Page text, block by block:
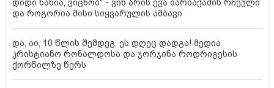
დიდი ხანია, ვიცნობ" - ვინ არის ევა ბარბაქაძის რჩეული
და როგორია მისი სიყვარულის ამბავი
და, აი, 10 წლის შემდეგ, ეს დღეც დადგა! მედია
კრისტიანო რონალდოსა და ჯორჯინა როდრიგესის
ქორწილზე წერს